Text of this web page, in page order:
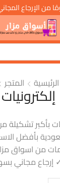
الرئيسية المتجر
إلكترونيات
بأكبر
بأفضل
إرجاع مجاني